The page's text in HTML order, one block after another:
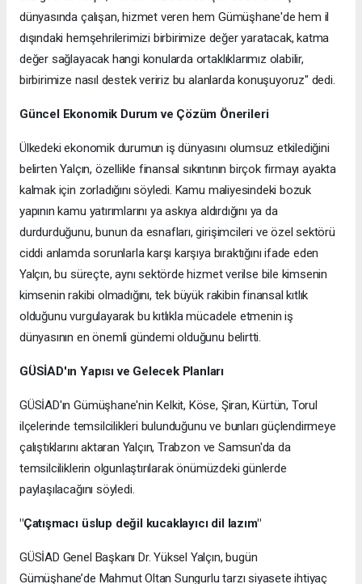
dünyasında çalışan, hizmet veren hem Gümüşhane'de hem il
dışındaki hemşehrilerimizi birbirimize değer yaratacak, katma
değer sağlayacak hangi konularda ortaklıklarımız olabilir,
birbirimize nasıl destek veririz bu alanlarda konuşuyoruz" dedi.
Güncel Ekonomik Durum ve Çözüm Önerileri
Ülkedeki ekonomik durumun iş dünyasını olumsuz etkilediğini
belirten Yalçın, özellikle finansal sıkıntının birçok firmayı ayakta
kalmak için zorladığını söyledi. Kamu maliyesindeki bozuk
yapının kamu yatırımlarını ya askıya aldırdığını ya da
durdurduğunu, bunun da esnafları, girişimcileri ve özel sektörü
ciddi anlamda sorunlarla karşı karşıya bıraktığını ifade eden
Yalçın, bu süreçte, aynı sektörde hizmet verilse bile kimsenin
kimsenin rakibi olmadığını, tek büyük rakibin finansal kıtlık
olduğunu vurgulayarak bu kıtlıkla mücadele etmenin iş
dünyasının en önemli gündemi olduğunu belirtti.
GÜSİAD'ın Yapısı ve Gelecek Planları
GÜSİAD'ın Gümüşhane'nin Kelkit, Köse, Şiran, Kürtün, Torul
ilçelerinde temsilcilikleri bulunduğunu ve bunları güçlendirmeye
çalıştıklarını aktaran Yalçın, Trabzon ve Samsun'da da
temsilciliklerin olgunlaştırılarak önümüzdeki günlerde
paylaşılacağını söyledi.
"Çatışmacı üslup değil kucaklayıcı dil lazım"
GÜSİAD Genel Başkanı Dr. Yüksel Yalçın, bugün
Gümüşhane’de Mahmut Oltan Sungurlu tarzı siyasete ihtiyaç